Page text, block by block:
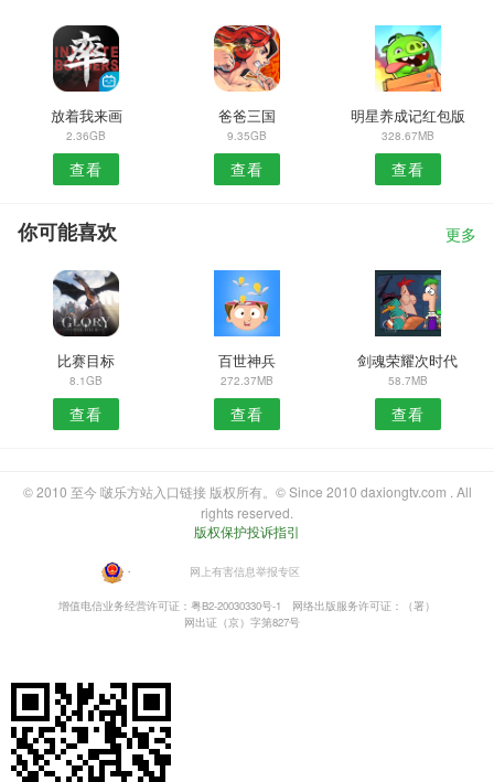
放着我来画
2.36GB
查看
爸爸三国
9.35GB
查看
明星养成记红包版
328.67MB
查看
你可能喜欢 更多
比赛目标
8.1GB
查看
百世神兵
272.37MB
查看
剑魂荣耀次时代
58.7MB
查看
© 2010 至今 啵乐方站入口链接 版权所有。© Since 2010 daxiongtv.com . All
rights reserved.
版权保护投诉指引
・ 网上有害信息举报专区
增值电信业务经营许可证：粤B2-20030330号-1
网络出版服务许可证：（署）
网出证（京）字第827号